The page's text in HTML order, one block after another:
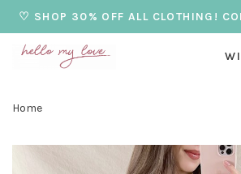
♡ SHOP 30% OFF ALL CLOTHING!
Home